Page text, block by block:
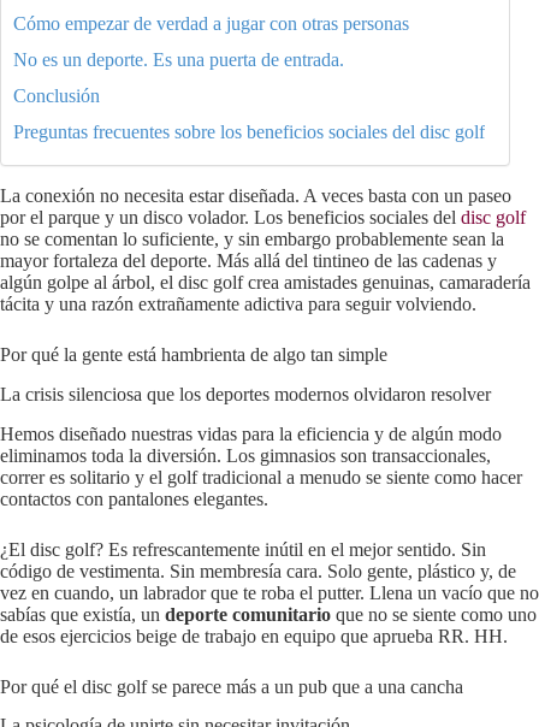
Cómo empezar de verdad a jugar con otras personas
No es un deporte. Es una puerta de entrada.
Conclusión
Preguntas frecuentes sobre los beneficios sociales del disc golf
La conexión no necesita estar diseñada. A veces basta con un paseo
por el parque y un disco volador. Los beneficios sociales del disc golf
no se comentan lo suficiente, y sin embargo probablemente sean la
mayor fortaleza del deporte. Más allá del tintineo de las cadenas y
algún golpe al árbol, el disc golf crea amistades genuinas, camaradería
tácita y una razón extrañamente adictiva para seguir volviendo.
Por qué la gente está hambrienta de algo tan simple
La crisis silenciosa que los deportes modernos olvidaron resolver
Hemos diseñado nuestras vidas para la eficiencia y de algún modo
eliminamos toda la diversión. Los gimnasios son transaccionales,
correr es solitario y el golf tradicional a menudo se siente como hacer
contactos con pantalones elegantes.
¿El disc golf? Es refrescantemente inútil en el mejor sentido. Sin
código de vestimenta. Sin membresía cara. Solo gente, plástico y, de
vez en cuando, un labrador que te roba el putter. Llena un vacío que no
sabías que existía, un deporte comunitario que no se siente como uno
de esos ejercicios beige de trabajo en equipo que aprueba RR. HH.
Por qué el disc golf se parece más a un pub que a una cancha